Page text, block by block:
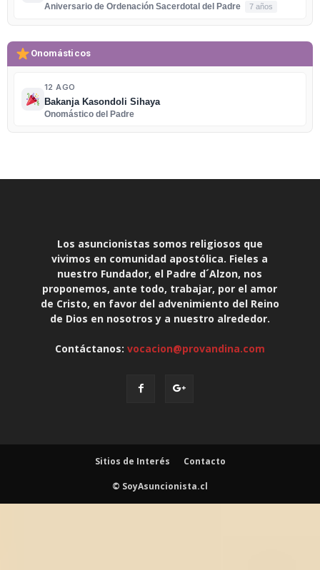
Aniversario de Ordenación Sacerdotal del Padre
7 años
Onomásticos
12 AGO
Bakanja Kasondoli Sihaya
Onomástico del Padre
Los asuncionistas somos religiosos que
vivimos en comunidad apostólica. Fieles a
nuestro Fundador, el Padre d´Alzon, nos
proponemos, ante todo, trabajar, por el amor
de Cristo, en favor del advenimiento del Reino
de Dios en nosotros y a nuestro alrededor.
Contáctanos: vocacion@provandina.com
Sitios de Interés Contacto
© SoyAsuncionista.cl